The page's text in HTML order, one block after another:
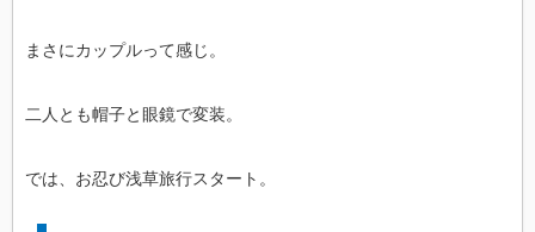
まさにカップルって感じ。
二人とも帽子と眼鏡で変装。
では、お忍び浅草旅行スタート。